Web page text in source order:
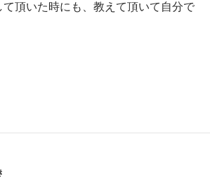
頂いた時にも、教えて頂いて自分で
世は王子様